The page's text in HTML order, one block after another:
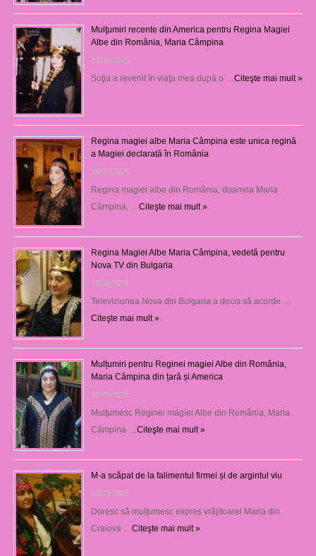
Mulţumiri recente din America pentru Regina Magiei
Albe din România, Maria Câmpina
23/08/2025
Soţia a revenit în viaţa mea după o … Citeşte mai mult »
Regina magiei albe Maria Câmpina este unica regină
a Magiei declarată în România
16/07/2025
Regina magiei albe din România, doamna Maria
Câmpina, … Citeşte mai mult »
Regina Magiei Albe Maria Câmpina, vedetă pentru
Nova TV din Bulgaria
23/05/2025
Televiziunea Nova din Bulgaria a decis să acorde …
Citeşte mai mult »
Mulțumiri pentru Reginei magiei Albe din România,
Maria Câmpina din țară și America
22/05/2025
Mulţumesc Reginei magiei Albe din România, Maria
Câmpina … Citeşte mai mult »
M-a scăpat de la falimentul firmei și de argintul viu
13/03/2025
Doresc să mulţumesc expres vrăjitoarei Maria din
Craiova … Citeşte mai mult »